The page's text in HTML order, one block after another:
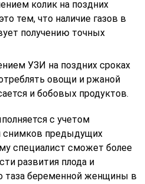
колик на поздних
тем, что наличие газов в
получению точных
УЗИ на поздних сроках
овощи и ржаной
и бобовых продуктов.
с учетом
снимков предыдущих
специалист сможет более
развития плода и
таза беременной женщины в